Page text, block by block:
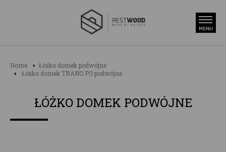
Home
Łóżko domek podwójne
Łóżko domek TRANO PO podwójne
ŁÓŻKO DOMEK PODWÓJNE